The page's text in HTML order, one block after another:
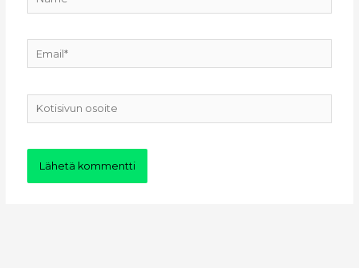
Email*
Kotisivun
osoite